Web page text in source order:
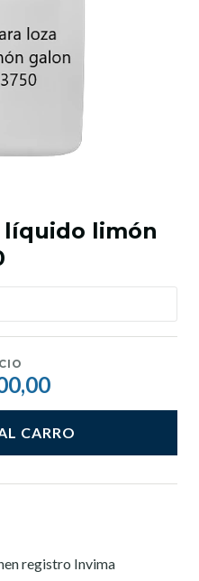
líquido limón
CARRO
registro Invima